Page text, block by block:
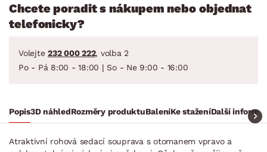
Chcete poradit s nákupem nebo objednat
telefonicky?
Volejte 232 000 222, volba 2
Po - Pá 8:00 - 18:00 | So - Ne 9:00 - 16:00
Popis3D náhledRozměry produktuBaleníKe staženíDalší
Atraktivní rohová sedací souprava s otomanem vpravo a